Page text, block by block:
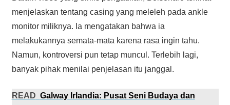
menjelaskan tentang casing yang meleleh pada ankle
monitor miliknya. Ia mengatakan bahwa ia
melakukannya semata-mata karena rasa ingin tahu.
Namun, kontroversi pun tetap muncul. Terlebih lagi,
banyak pihak menilai penjelasan itu janggal.
READ Galway Irlandia: Pusat Seni Budaya dan